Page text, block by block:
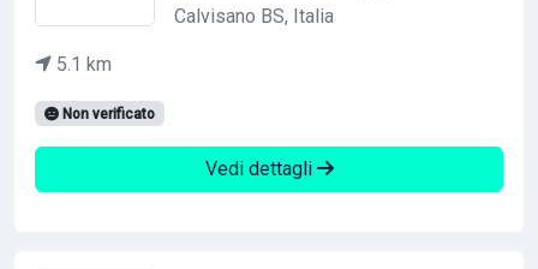
Calvisano BS, Italia
5.1 km
Non verificato
Vedi dettagli